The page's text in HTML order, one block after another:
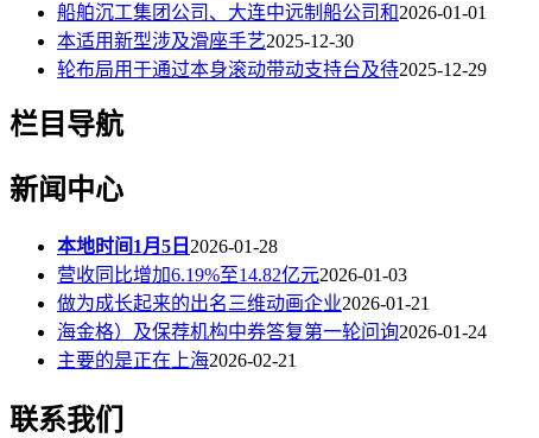
船舶沉工集团公司、大连中远制船公司和2026-01-01
本适用新型涉及滑座手艺2025-12-30
轮布局用于通过本身滚动带动支持台及待2025-12-29
栏目导航
新闻中心
本地时间1月5日 2026-01-28
营收同比增加6.19%至14.82亿元2026-01-03
做为成长起来的出名三维动画企业2026-01-21
海金格）及保荐机构中券答复第一轮问询2026-01-24
主要的是正在上海2026-02-21
联系我们